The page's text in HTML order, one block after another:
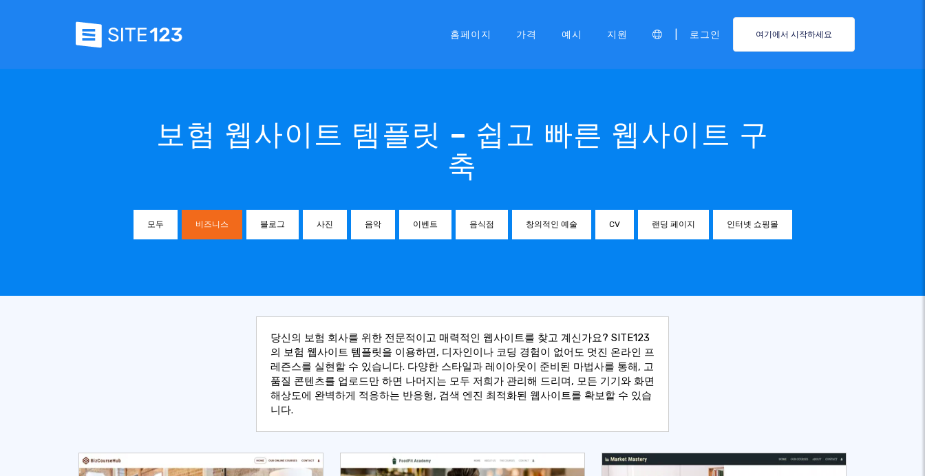
홈페이지 가격 예시 지원 로그인 여기에서 시작하세요
보험 웹사이트 템플릿 – 쉽고 빠른 웹사이트 구
축
모두 비즈니스 블로그 사진 음악 이벤트 음식점 창의적인 예술 CV 랜딩 페이지 인터넷 쇼핑몰
당신의 보험 회사를 위한 전문적이고 매력적인 웹사이트를 찾고 계신가요? SITE123
의 보험 웹사이트 템플릿을 이용하면, 디자인이나 코딩 경험이 없어도 멋진 온라인 프
레즌스를 실현할 수 있습니다. 다양한 스타일과 레이아웃이 준비된 마법사를 통해, 고
품질 콘텐츠를 업로드만 하면 나머지는 모두 저희가 관리해 드리며, 모든 기기와 화면
해상도에 완벽하게 적응하는 반응형, 검색 엔진 최적화된 웹사이트를 확보할 수 있습
니다.